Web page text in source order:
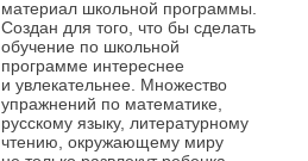
материал школьной программы.
Создан для того, что бы сделать
обучение по школьной
программе интереснее
и увлекательнее. Множество
упражнений по математике,
русскому языку, литературному
чтению, окружающему миру